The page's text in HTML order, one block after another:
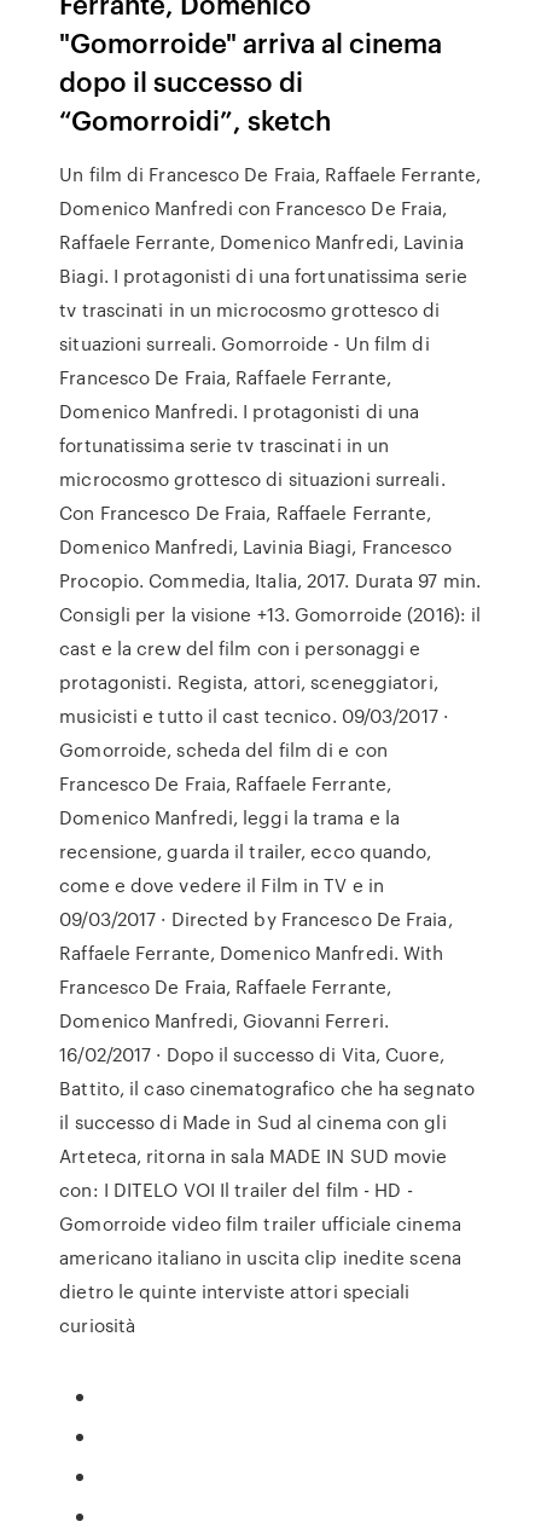
"Gomorroide" arriva al cinema
dopo il successo di
“Gomorroidi”, sketch
Un film di Francesco De Fraia, Raffaele Ferrante,
Domenico Manfredi con Francesco De Fraia,
Raffaele Ferrante, Domenico Manfredi, Lavinia
Biagi. I protagonisti di una fortunatissima serie
tv trascinati in un microcosmo grottesco di
situazioni surreali. Gomorroide - Un film di
Francesco De Fraia, Raffaele Ferrante,
Domenico Manfredi. I protagonisti di una
fortunatissima serie tv trascinati in un
microcosmo grottesco di situazioni surreali.
Con Francesco De Fraia, Raffaele Ferrante,
Domenico Manfredi, Lavinia Biagi, Francesco
Procopio. Commedia, Italia, 2017. Durata 97 min.
Consigli per la visione +13. Gomorroide (2016): il
cast e la crew del film con i personaggi e
protagonisti. Regista, attori, sceneggiatori,
musicisti e tutto il cast tecnico. 09/03/2017 ·
Gomorroide, scheda del film di e con
Francesco De Fraia, Raffaele Ferrante,
Domenico Manfredi, leggi la trama e la
recensione, guarda il trailer, ecco quando,
come e dove vedere il Film in TV e in
09/03/2017 · Directed by Francesco De Fraia,
Raffaele Ferrante, Domenico Manfredi. With
Francesco De Fraia, Raffaele Ferrante,
Domenico Manfredi, Giovanni Ferreri.
16/02/2017 · Dopo il successo di Vita, Cuore,
Battito, il caso cinematografico che ha segnato
il successo di Made in Sud al cinema con gli
Arteteca, ritorna in sala MADE IN SUD movie
con: I DITELO VOI Il trailer del film - HD -
Gomorroide video film trailer ufficiale cinema
americano italiano in uscita clip inedite scena
dietro le quinte interviste attori speciali
curiosità